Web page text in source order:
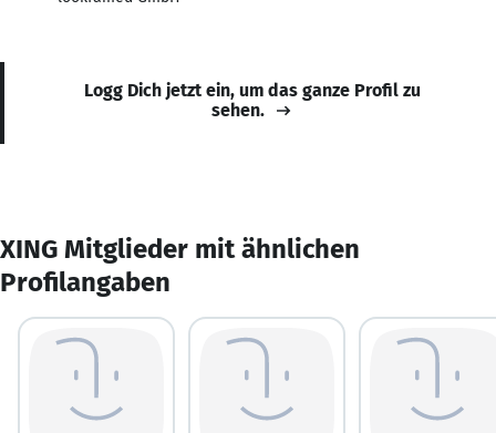
Logg Dich jetzt ein, um das ganze Profil zu
sehen.
XING Mitglieder mit ähnlichen
Profilangaben